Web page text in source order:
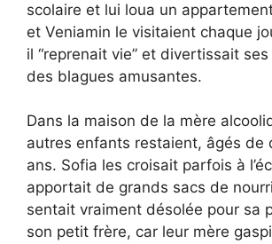
scolaire et lui loua un
et Veniamin le visitaient chaque
il “reprenait vie” et divertissait
des blagues amusantes.
Dans la maison de la mère
autres enfants restaient, âgés de
ans. Sofia les croisait parfois à
apportait de grands sacs de
sentait vraiment désolée pour sa
son petit frère, car leur mère